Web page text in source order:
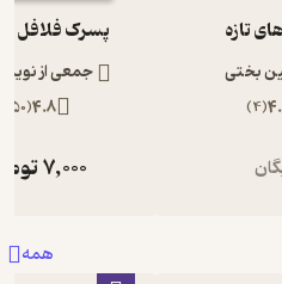
تازه
بختی
(
4
)
پسرک فلافل
جمعی از
4.8
(
50
7,000
همه